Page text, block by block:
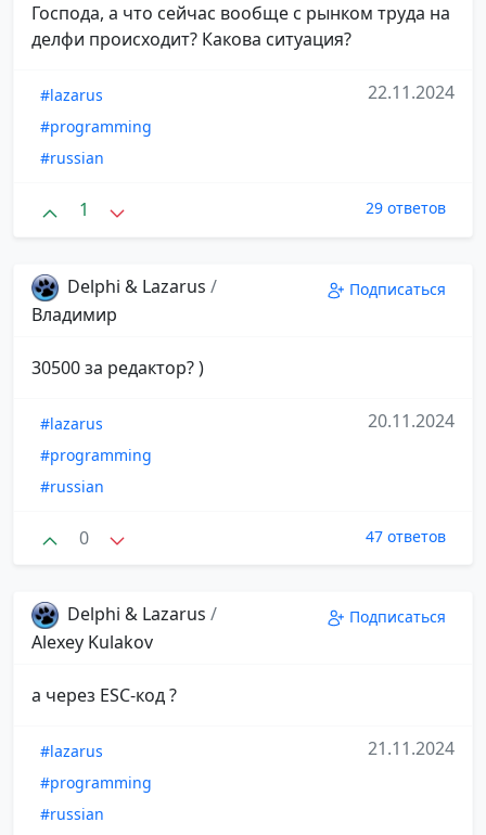
Господа, а что сейчас вообще с рынком труда на
делфи происходит? Какова ситуация?
#lazarus
#programming
#russian
22.11.2024
1 29 ответов
Delphi & Lazarus /
Владимир
Подписаться
30500 за редактор? )
#lazarus
#programming
#russian
20.11.2024
0 47 ответов
Delphi & Lazarus /
Alexey Kulakov
Подписаться
а через ESC-код ?
#lazarus
#programming
#russian
21.11.2024